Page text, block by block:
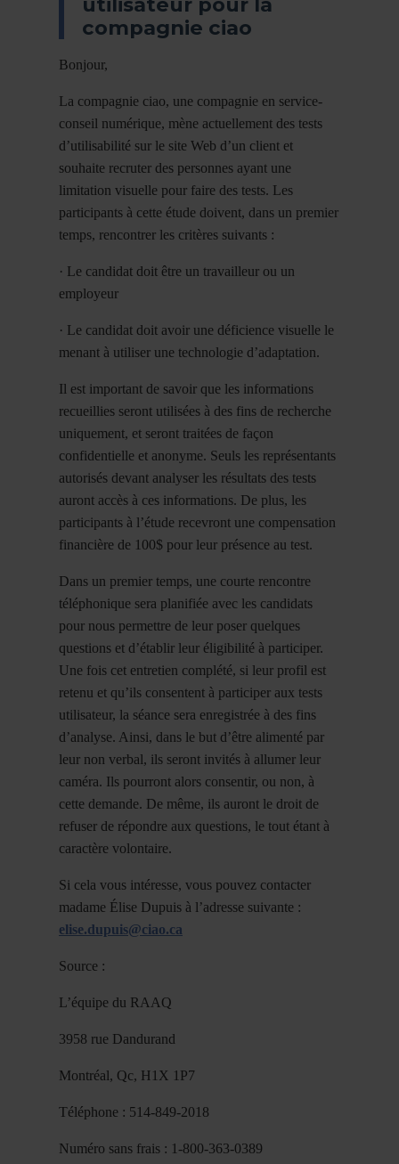
compagnie ciao
Bonjour,
La compagnie ciao, une compagnie en service-
conseil numérique, mène actuellement des tests
d’utilisabilité sur le site Web d’un client et
souhaite recruter des personnes ayant une
limitation visuelle pour faire des tests. Les
participants à cette étude doivent, dans un premier
temps, rencontrer les critères suivants :
· Le candidat doit être un travailleur ou un
employeur
· Le candidat doit avoir une déficience visuelle le
menant à utiliser une technologie d’adaptation.
Il est important de savoir que les informations
recueillies seront utilisées à des fins de recherche
uniquement, et seront traitées de façon
confidentielle et anonyme. Seuls les représentants
autorisés devant analyser les résultats des tests
auront accès à ces informations. De plus, les
participants à l’étude recevront une compensation
financière de 100$ pour leur présence au test.
Dans un premier temps, une courte rencontre
téléphonique sera planifiée avec les candidats
pour nous permettre de leur poser quelques
questions et d’établir leur éligibilité à participer.
Une fois cet entretien complété, si leur profil est
retenu et qu’ils consentent à participer aux tests
utilisateur, la séance sera enregistrée à des fins
d’analyse. Ainsi, dans le but d’être alimenté par
leur non verbal, ils seront invités à allumer leur
caméra. Ils pourront alors consentir, ou non, à
cette demande. De même, ils auront le droit de
refuser de répondre aux questions, le tout étant à
caractère volontaire.
Si cela vous intéresse, vous pouvez contacter
madame Élise Dupuis à l’adresse suivante :
elise.dupuis@ciao.ca
Source :
L’équipe du RAAQ
3958 rue Dandurand
Montréal, Qc, H1X 1P7
Téléphone : 514-849-2018
Numéro sans frais : 1-800-363-0389